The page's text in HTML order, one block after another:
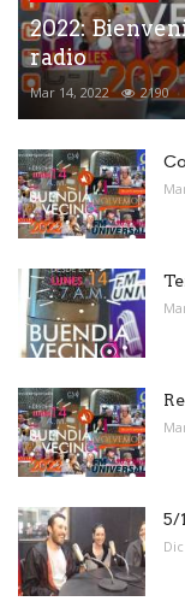
2022:
radio
Mar 14, 2022 2190
5/